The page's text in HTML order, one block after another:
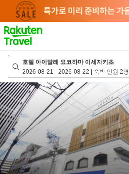
page
호텔 아이말레 요코하마 이세자키초
2026-08-21 - 2026-08-22 | 숙박 인원 2명